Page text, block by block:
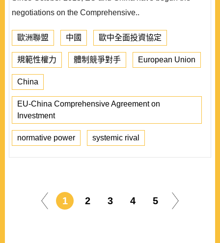
negotiations on the Comprehensive..
歐洲聯盟 中國 歐中全面投資協定
規範性權力 體制競爭對手 European Union
China
EU-China Comprehensive Agreement on
Investment
normative power systemic rival
1 2 3 4 5